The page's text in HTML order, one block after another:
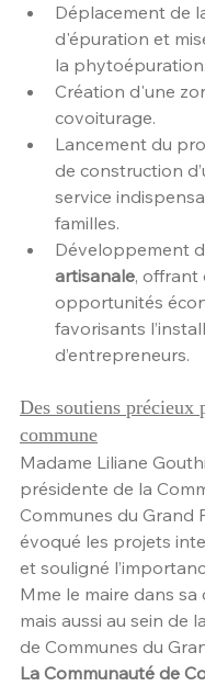
Déplacement de
d'épuration et
la phytoépuration.
Création d'une
covoiturage.
Lancement du
de construction
service
familles.
Développement
artisanale, offrant
opportunités
favorisants
d’entrepreneurs.
Des soutiens précieux
commune
Madame Liliane
présidente de la
Communes du Grand
évoqué les projets
et souligné
Mme le maire dans sa
mais aussi au sein de
de Communes du
La Communauté de